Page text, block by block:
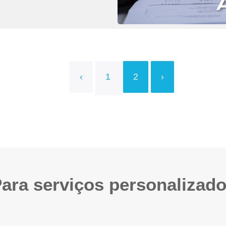
‹ 1 2 ›
serviços